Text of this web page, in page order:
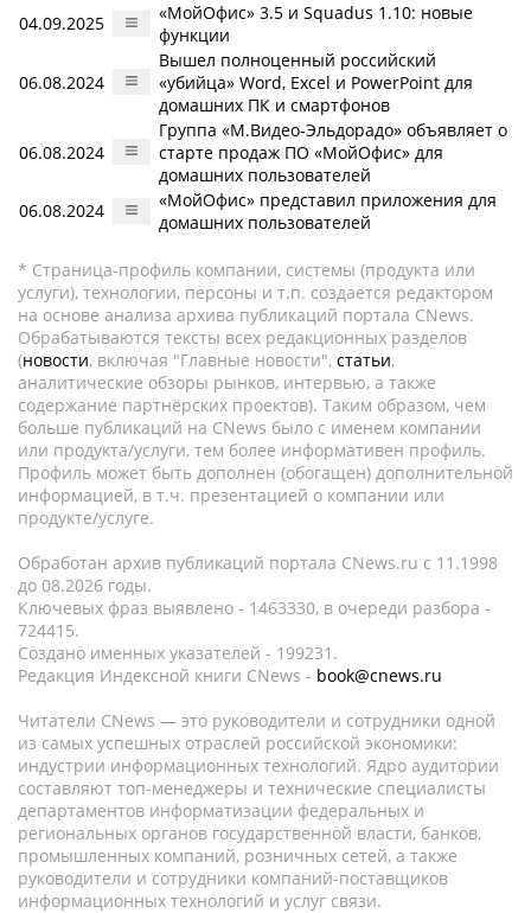
04.09.2025
«МойОфис» 3.5 и Squadus 1.10: новые
функции
06.08.2024
Вышел полноценный российский
«убийца» Word, Excel и PowerPoint для
домашних ПК и смартфонов
06.08.2024
Группа «М.Видео-Эльдорадо» объявляет о
старте продаж ПО «МойОфис» для
домашних пользователей
06.08.2024
«МойОфис» представил приложения для
домашних пользователей
* Страница-профиль компании, системы (продукта или
услуги), технологии, персоны и т.п. создается редактором
на основе анализа архива публикаций портала CNews.
Обрабатываются тексты всех редакционных разделов
(новости, включая "Главные новости", статьи,
аналитические обзоры рынков, интервью, а также
содержание партнёрских проектов). Таким образом, чем
больше публикаций на CNews было с именем компании
или продукта/услуги, тем более информативен профиль.
Профиль может быть дополнен (обогащен) дополнительной
информацией, в т.ч. презентацией о компании или
продукте/услуге.
Обработан архив публикаций портала CNews.ru c 11.1998
до 08.2026 годы.
Ключевых фраз выявлено - 1463330, в очереди разбора -
724415.
Создано именных указателей - 199231.
Редакция Индексной книги CNews - book@cnews.ru
Читатели CNews — это руководители и сотрудники одной
из самых успешных отраслей российской экономики:
индустрии информационных технологий. Ядро аудитории
составляют топ-менеджеры и технические специалисты
департаментов информатизации федеральных и
региональных органов государственной власти, банков,
промышленных компаний, розничных сетей, а также
руководители и сотрудники компаний-поставщиков
информационных технологий и услуг связи.